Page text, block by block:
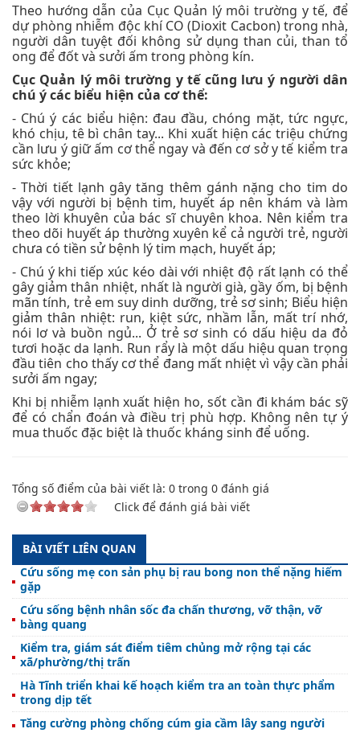
Theo hướng dẫn của Cục Quản lý môi trường y tế, để
dự phòng nhiễm độc khí CO (Dioxit Cacbon) trong nhà,
người dân tuyệt đối không sử dụng than củi, than tổ
ong để đốt và sưởi ấm trong phòng kín.
Cục Quản lý môi trường y tế cũng lưu ý người dân
chú ý các biểu hiện của cơ thể:
- Chú ý các biểu hiện: đau đầu, chóng mặt, tức ngực,
khó chịu, tê bì chân tay... Khi xuất hiện các triệu chứng
cần lưu ý giữ ấm cơ thể ngay và đến cơ sở y tế kiểm tra
sức khỏe;
- Thời tiết lạnh gây tăng thêm gánh nặng cho tim do
vậy với người bị bệnh tim, huyết áp nên khám và làm
theo lời khuyên của bác sĩ chuyên khoa. Nên kiểm tra
theo dõi huyết áp thường xuyên kể cả người trẻ, người
chưa có tiền sử bệnh lý tim mạch, huyết áp;
- Chú ý khi tiếp xúc kéo dài với nhiệt độ rất lạnh có thể
gây giảm thân nhiệt, nhất là người già, gầy ốm, bị bệnh
mãn tính, trẻ em suy dinh dưỡng, trẻ sơ sinh; Biểu hiện
giảm thân nhiệt: run, kiệt sức, nhầm lẫn, mất trí nhớ,
nói lơ và buồn ngủ... Ở trẻ sơ sinh có dấu hiệu da đỏ
tươi hoặc da lạnh. Run rẩy là một dấu hiệu quan trọng
đầu tiên cho thấy cơ thể đang mất nhiệt vì vậy cần phải
sưởi ấm ngay;
Khi bị nhiễm lạnh xuất hiện ho, sốt cần đi khám bác sỹ
để có chẩn đoán và điều trị phù hợp. Không nên tự ý
mua thuốc đặc biệt là thuốc kháng sinh để uống.
Tổng số điểm của bài viết là: 0 trong 0 đánh giá
Click để đánh giá bài viết
BÀI VIẾT LIÊN QUAN
Cứu sống mẹ con sản phụ bị rau bong non thể nặng hiếm
gặp
Cứu sống bệnh nhân sốc đa chấn thương, vỡ thận, vỡ
bàng quang
Kiểm tra, giám sát điểm tiêm chủng mở rộng tại các
xã/phường/thị trấn
Hà Tĩnh triển khai kế hoạch kiểm tra an toàn thực phẩm
trong dịp tết
Tăng cường phòng chống cúm gia cầm lây sang người